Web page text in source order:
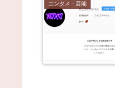
エンタメ・芸能